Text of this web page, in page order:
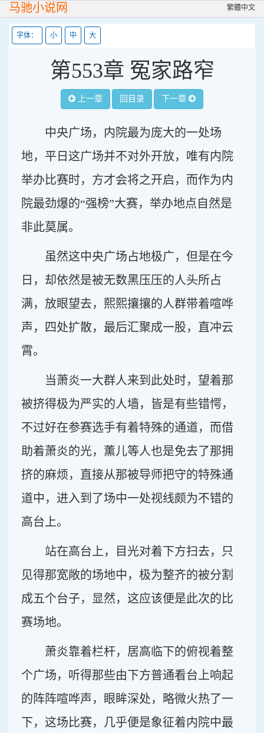
马驰小说网 繁體中文
字体： 小 中 大
第553章 冤家路窄
上一章 回目录 下一章
中央广场，内院最为庞大的一处场
地，平日这广场并不对外开放，唯有内院
举办比赛时，方才会将之开启，而作为内
院最劲爆的“强榜”大赛，举办地点自然是
非此莫属。
虽然这中央广场占地极广，但是在今
日，却依然是被无数黑压压的人头所占
满，放眼望去，熙熙攘攘的人群带着喧哗
声，四处扩散，最后汇聚成一股，直冲云
霄。
当萧炎一大群人来到此处时，望着那
被挤得极为严实的人墙，皆是有些错愕，
不过好在参赛选手有着特殊的通道，而借
助着萧炎的光，薰儿等人也是免去了那拥
挤的麻烦，直接从那被导师把守的特殊通
道中，进入到了场中一处视线颇为不错的
高台上。
站在高台上，目光对着下方扫去，只
见得那宽敞的场地中，极为整齐的被分割
成五个台子，显然，这应该便是此次的比
赛场地。
萧炎靠着栏杆，居高临下的俯视着整
个广场，听得那些由下方普通看台上响起
的阵阵喧哗声，眼眸深处，略微火热了一
下，这场比赛，几乎便是象征着内院中最